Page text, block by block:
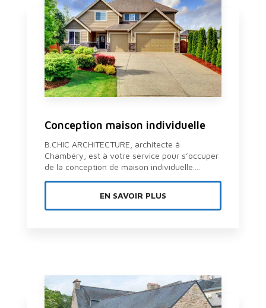
Conception maison individuelle
B.CHIC ARCHITECTURE, architecte à
Chambéry, est à votre service pour s’occuper
de la conception de maison individuelle....
EN SAVOIR PLUS